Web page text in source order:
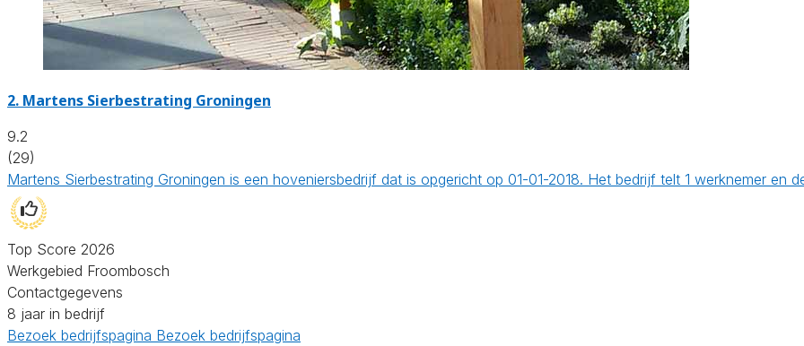
2. Martens Sierbestrating Groningen
9.2
(29)
Martens Sierbestrating Groningen is een hoveniersbedrijf dat is opgericht op 01-01-2018. Het bedrijf telt 1 werknemer en
Top Score 2026
Werkgebied Froombosch
Contactgegevens
8 jaar in bedrijf
Bezoek bedrijfspagina Bezoek bedrijfspagina